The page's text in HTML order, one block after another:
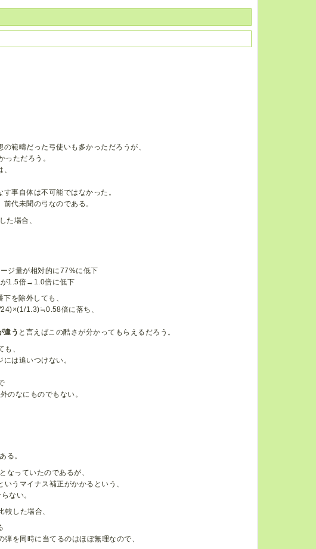
範疇だった弓使いも多かっただろうが、
っただろう。
事自体は不可能ではなかった。
前代未聞の弓なのである。
た場合、
ジ量が相対的に77%に低下
が1.5倍→1.0倍に低下
を除外しても、
1.3)≒0.58倍に落ち、
違う と言えばこの酷さが分かってもらえるだろう。
、
は追いつけない。
のなにものでもない。
る。
なっていたのであるが、
うマイナス補正がかかるという、
ない。
した場合、
を同時に当てるのはほぼ無理なので、